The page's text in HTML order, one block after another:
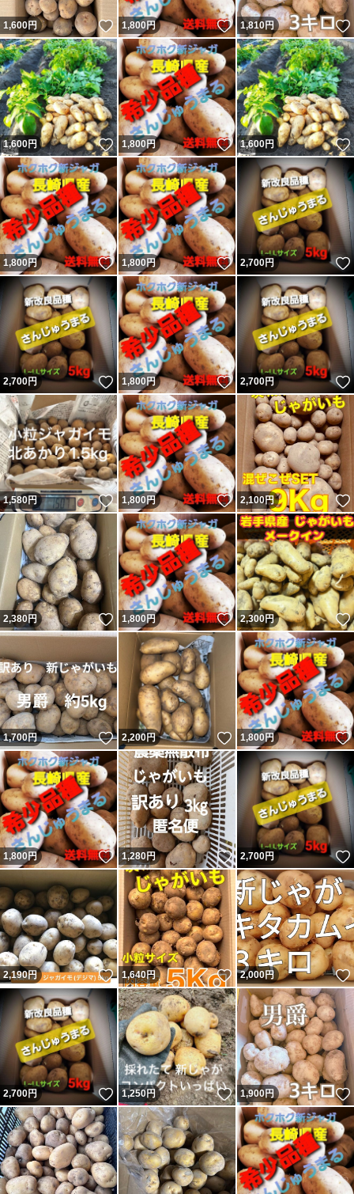
1,600円 いいね！
1,800 円 いいね！
1,810円
1,600円 いいね！
1,800 円 いいね！
1,600円
1,800 円 いいね！
1,800 円 いいね！
2,700円
2,700円 いいね！
1,800 円 いいね！
2,700円
1,580円 いいね！
1,800 円 いいね！
2,100円
2,380円 いいね！
1,800 円 いいね！
2,300円
1,700円 いいね！
2,200円 いいね！
1,800 円
1,800 円 いいね！
1,280円 いいね！
2,700円
2,190円 いいね！
1,640円 いいね！
2,000円
2,700円 いいね！
1,250円 いいね！
1,900円